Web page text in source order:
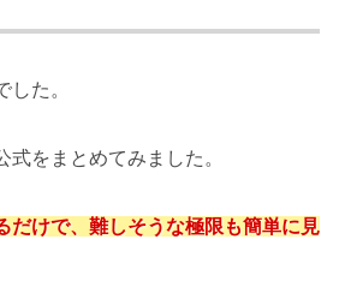
た。
をまとめてみました。
だけで、難しそうな極限も簡単に見